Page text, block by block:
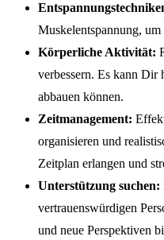
Muskelentspannung,
Körperliche Aktivität:
verbessern. Es kann Dir
abbauen können.
Zeitmanagement:
organisieren und
Zeitplan erlangen und
Unterstützung suchen:
vertrauenswürdigen
und neue Perspektiven